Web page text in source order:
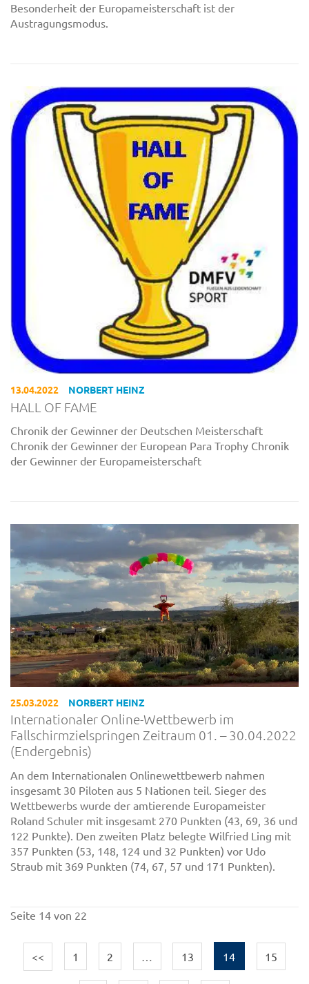
Besonderheit der Europameisterschaft ist der
Austragungsmodus.
13.04.2022 NORBERT HEINZ
HALL OF FAME
Chronik der Gewinner der Deutschen Meisterschaft
Chronik der Gewinner der European Para Trophy Chronik
der Gewinner der Europameisterschaft
25.03.2022 NORBERT HEINZ
Internationaler Online-Wettbewerb im
Fallschirmzielspringen Zeitraum 01. – 30.04.2022
(Endergebnis)
An dem Internationalen Onlinewettbewerb nahmen
insgesamt 30 Piloten aus 5 Nationen teil. Sieger des
Wettbewerbs wurde der amtierende Europameister
Roland Schuler mit insgesamt 270 Punkten (43, 69, 36 und
122 Punkte). Den zweiten Platz belegte Wilfried Ling mit
357 Punkten (53, 148, 124 und 32 Punkten) vor Udo
Straub mit 369 Punkten (74, 67, 57 und 171 Punkten).
Seite 14 von 22
<< 1 2 13 14 15